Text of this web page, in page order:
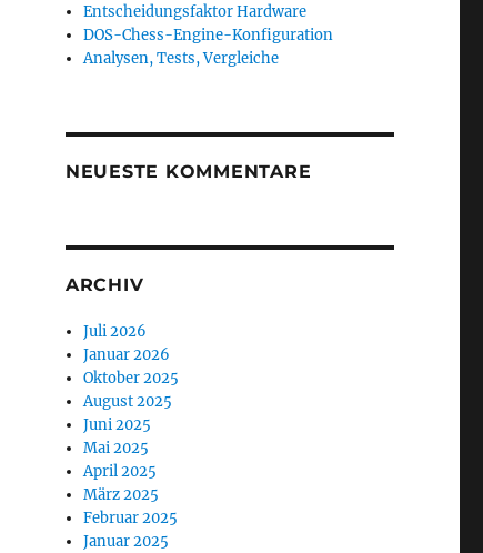
Entscheidungsfaktor Hardware
DOS-Chess-Engine-Konfiguration
Analysen, Tests, Vergleiche
NEUESTE KOMMENTARE
ARCHIV
Juli 2026
Januar 2026
Oktober 2025
August 2025
Juni 2025
Mai 2025
April 2025
März 2025
Februar 2025
Januar 2025